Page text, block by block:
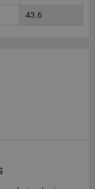
43.6